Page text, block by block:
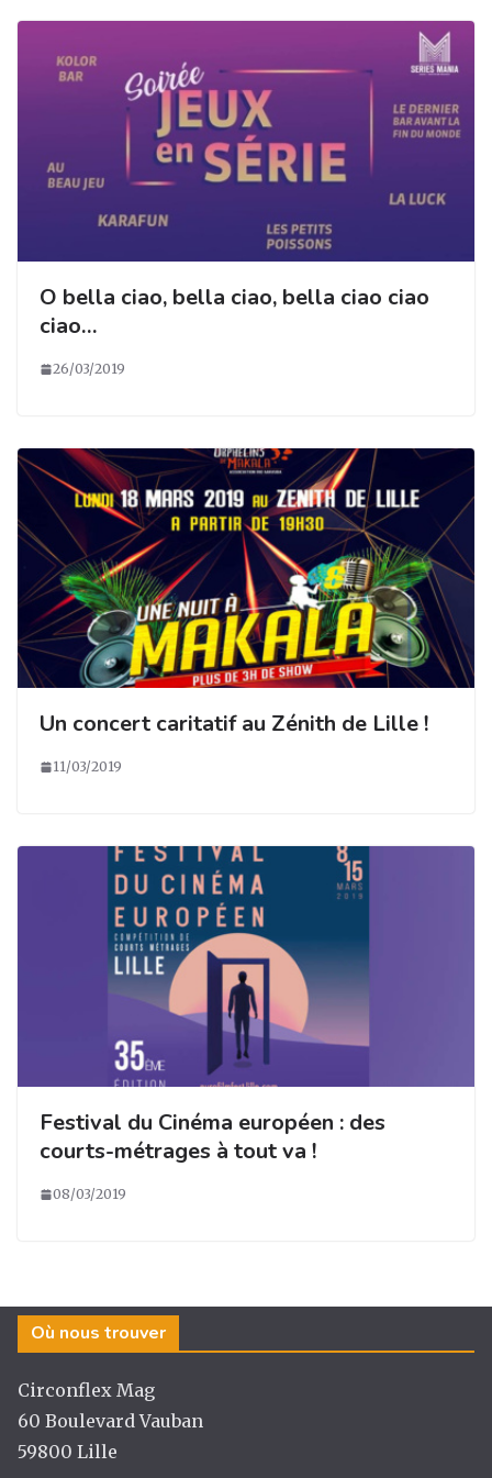
O bella ciao, bella ciao, bella ciao ciao
ciao…
26/03/2019
Un concert caritatif au Zénith de Lille !
11/03/2019
Festival du Cinéma européen : des
courts-métrages à tout va !
08/03/2019
Où nous trouver
Circonflex Mag
60 Boulevard Vauban
59800 Lille